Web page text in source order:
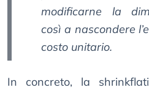
modificarne la
così a nascondere
costo unitario.
In concreto, la